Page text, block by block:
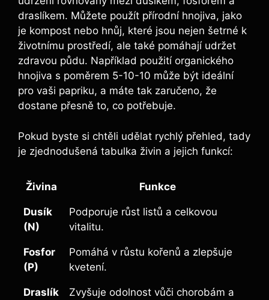
draslíkem. ⁢Můžete použít přírodní hnojiva, jako
⁤je⁤ kompost nebo hnůj, které jsou‌ nejen​ šetrné k
životnímu prostředí, ale také pomáhají udržet‍
zdravou‍ půdu. ‍Například použití organického
hnojiva s poměrem 5-10-10 může ‌být ideální
pro vaši papriku, a⁣ máte tak zaručeno, že
dostane⁤ přesně⁤ to, ‍co potřebuje.
Pokud byste​ si chtěli​ udělat rychlý přehled, tady
je zjednodušená tabulka živin a⁢ jejich funkcí:
Živina Funkce
Dusík
(N)
Podporuje růst listů a celkovou
vitalitu.
Fosfor
(P)
Pomáhá v​ růstu kořenů a zlepšuje ​
kvetení.
Draslík
Zvyšuje odolnost vůči chorobám a